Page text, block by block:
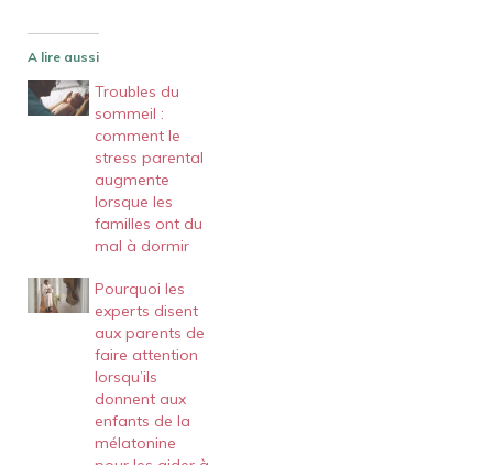
A lire aussi
Troubles du
sommeil :
comment le
stress parental
augmente
lorsque les
familles ont du
mal à dormir
Pourquoi les
experts disent
aux parents de
faire attention
lorsqu’ils
donnent aux
enfants de la
mélatonine